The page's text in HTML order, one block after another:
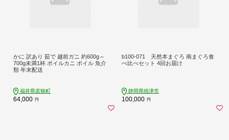
かに 訳あり 茹で 越前ガニ 約600g～
700g未満1杯 ボイルカニ ボイル 魚介
類 年末配送
福井県若狭町
64,000 円
b100-071 天然本まぐろ 南まぐろ食
べ比べセット 4回お届け
静岡県焼津市
100,000 円